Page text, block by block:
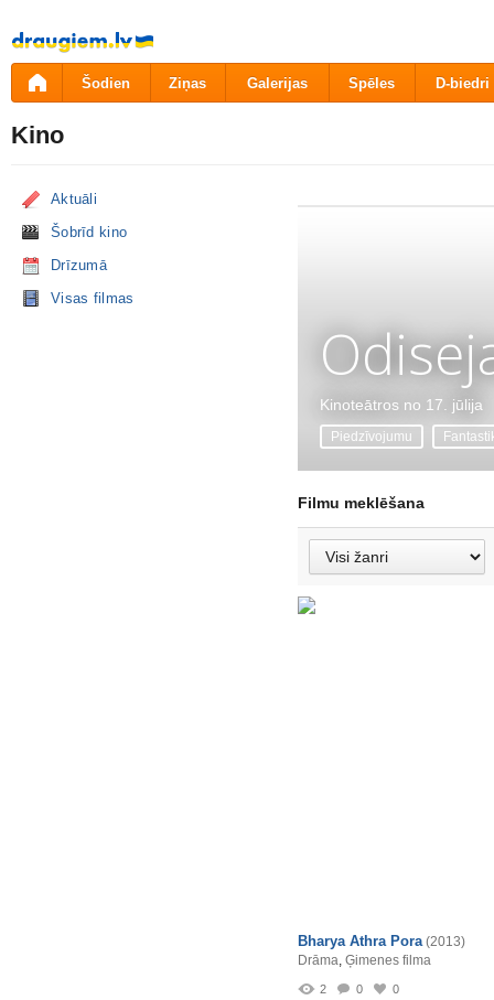
Pāriet
uz
saturu
Šodien Ziņas Galerijas Spēles D-biedri
Kino
Aktuāli
Šobrīd kino
Drīzumā
Visas filmas
Kinoteātros no 17. jūlija
Piedzīvojumu
Filmu meklēšana
Bharya Athra Pora (2013)
Drāma, Ģimenes filma
2 0 0